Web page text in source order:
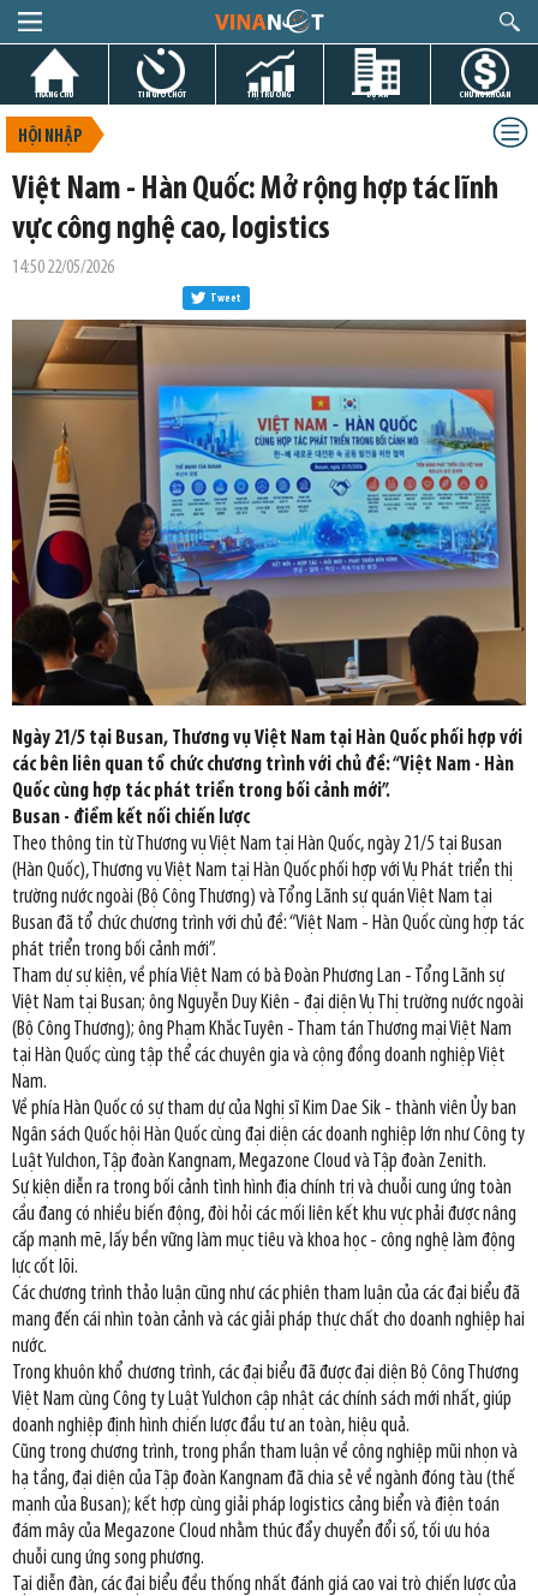
TRANG CHỦ TIN GIỜ CHÓT THỊ TRƯỜNG DỰ ÁN CHỨNG KHOÁN
HỘI NHẬP
Việt Nam - Hàn Quốc: Mở rộng hợp tác lĩnh
vực công nghệ cao, logistics
14:50 22/05/2026
Tweet
Ngày 21/5 tại Busan, Thương vụ Việt Nam tại Hàn Quốc phối hợp với
các bên liên quan tổ chức chương trình với chủ đề: “Việt Nam - Hàn
Quốc cùng hợp tác phát triển trong bối cảnh mới”.
Busan - điểm kết nối chiến lược
Theo thông tin từ Thương vụ Việt Nam tại Hàn Quốc, ngày 21/5 tại Busan
(Hàn Quốc), Thương vụ Việt Nam tại Hàn Quốc phối hợp với Vụ Phát triển thị
trường nước ngoài (Bộ Công Thương) và Tổng Lãnh sự quán Việt Nam tại
Busan đã tổ chức chương trình với chủ đề: “Việt Nam - Hàn Quốc cùng hợp tác
phát triển trong bối cảnh mới”.
Tham dự sự kiện, về phía Việt Nam có bà Đoàn Phương Lan - Tổng Lãnh sự
Việt Nam tại Busan; ông Nguyễn Duy Kiên - đại diện Vụ Thị trường nước ngoài
(Bộ Công Thương); ông Phạm Khắc Tuyên - Tham tán Thương mại Việt Nam
tại Hàn Quốc; cùng tập thể các chuyên gia và cộng đồng doanh nghiệp Việt
Nam.
Về phía Hàn Quốc có sự tham dự của Nghị sĩ Kim Dae Sik - thành viên Ủy ban
Ngân sách Quốc hội Hàn Quốc cùng đại diện các doanh nghiệp lớn như Công ty
Luật Yulchon, Tập đoàn Kangnam, Megazone Cloud và Tập đoàn Zenith.
Sự kiện diễn ra trong bối cảnh tình hình địa chính trị và chuỗi cung ứng toàn
cầu đang có nhiều biến động, đòi hỏi các mối liên kết khu vực phải được nâng
cấp mạnh mẽ, lấy bền vững làm mục tiêu và khoa học - công nghệ làm động
lực cốt lõi.
Các chương trình thảo luận cũng như các phiên tham luận của các đại biểu đã
mang đến cái nhìn toàn cảnh và các giải pháp thực chất cho doanh nghiệp hai
nước.
Trong khuôn khổ chương trình, các đại biểu đã được đại diện Bộ Công Thương
Việt Nam cùng Công ty Luật Yulchon cập nhật các chính sách mới nhất, giúp
doanh nghiệp định hình chiến lược đầu tư an toàn, hiệu quả.
Cũng trong chương trình, trong phần tham luận về công nghiệp mũi nhọn và
hạ tầng, đại diện của Tập đoàn Kangnam đã chia sẻ về ngành đóng tàu (thế
mạnh của Busan); kết hợp cùng giải pháp logistics cảng biển và điện toán
đám mây của Megazone Cloud nhằm thúc đẩy chuyển đổi số, tối ưu hóa
chuỗi cung ứng song phương.
Tại diễn đàn, các đại biểu đều thống nhất đánh giá cao vai trò chiến lược của